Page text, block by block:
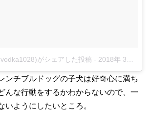
がシェアした投稿 - 2018年 3月月6日午前11時52分PST
ンチブルドッグの子犬は好奇心に満ち
んな行動をするかわからないので、一
いようにしたいところ。